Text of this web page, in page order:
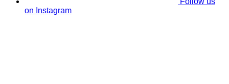
on Instagram